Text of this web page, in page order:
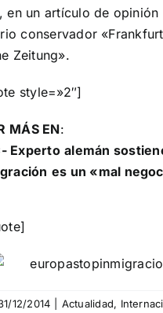
en un artículo de
conservador
Zeitung».
style=»2″]
MÁS EN:
Experto alemán
es un «mal
12/2014 Actualidad,